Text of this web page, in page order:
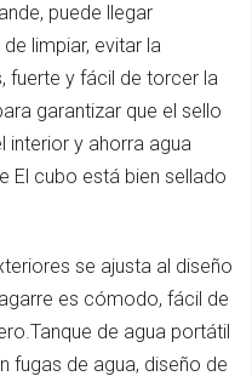
puede llegar
limpiar, evitar la
fuerte y fácil de torcer la
garantizar que el sello
interior y ahorra agua
El cubo está bien sellado
se ajusta al diseño
es cómodo, fácil de
de agua portátil
fugas de agua, diseño de